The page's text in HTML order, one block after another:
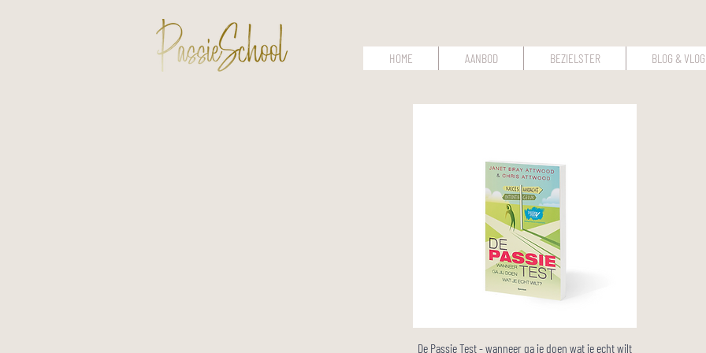
HOME AANBOD BEZIELSTER BLOG & VLOG
Snel overzicht
De Passie Test - wanneer ga je doen wat je echt wilt